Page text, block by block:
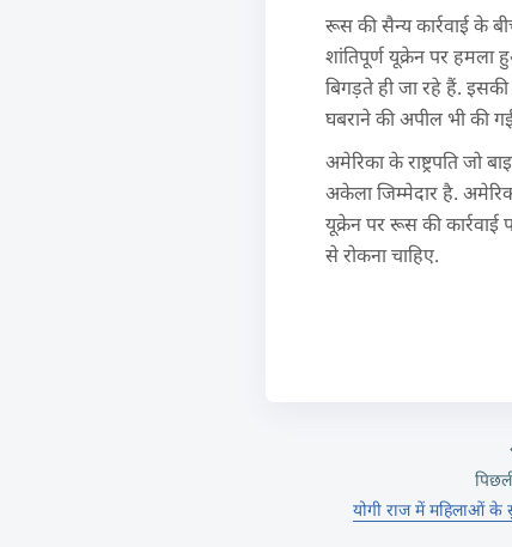
रूस की सैन्य कार्रवाई के
शांतिपूर्ण यूक्रेन पर हमला
बिगड़ते ही जा रहे हैं.
घबराने की अपील भी की
अमेरिका के राष्ट्रपति जो
अकेला जिम्मेदार है.
यूक्रेन पर रूस की
से रोकना चाहिए.
योगी राज में महिलाओं के